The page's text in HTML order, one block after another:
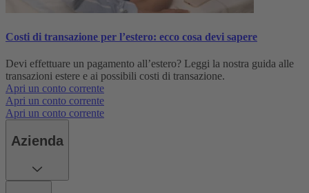
Costi di transazione per l’estero: ecco cosa devi sapere
Devi effettuare un pagamento all’estero? Leggi la nostra guida alle
transazioni estere e ai possibili costi di transazione.
Apri un conto corrente
Apri un conto corrente
Apri un conto corrente
Azienda